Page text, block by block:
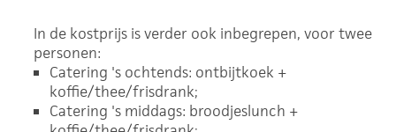
In de kostprijs is verder ook inbegrepen, voor twee
personen:
Catering 's ochtends: ontbijtkoek +
koffie/thee/frisdrank;
Catering 's middags: broodjeslunch +